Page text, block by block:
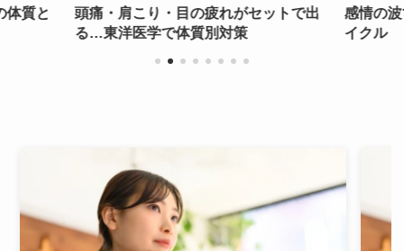
体質と
頭痛・肩こり・目の疲れがセットで出
る…東洋医学で体質別対策
感情の
イクル